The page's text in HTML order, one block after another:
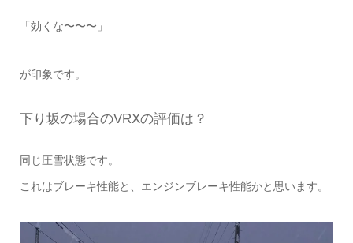
「効くな〜〜〜」
が印象です。
下り坂の場合のVRXの評価は？
同じ圧雪状態です。
これはブレーキ性能と、エンジンブレーキ性能かと思います。